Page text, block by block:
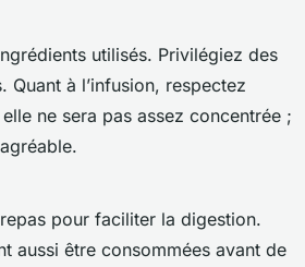
utilisés. Privilégiez des
à l’infusion, respectez
ne sera pas assez concentrée ;
pour faciliter la digestion.
aussi être consommées avant de